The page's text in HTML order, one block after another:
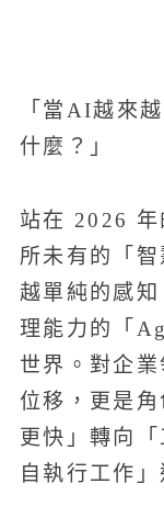
「當AI越來
什麼？」
站在 2026 年
所未有的「
越單純的感
理能力的「
世界。對企
位移，更是
更快」轉向
自執行工作